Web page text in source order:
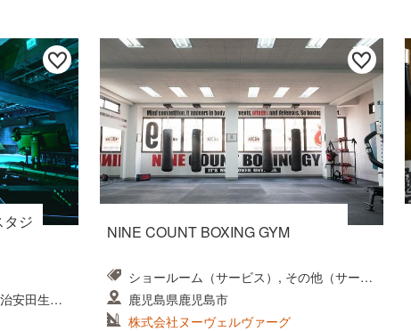
ジ
安田生命
NINE COUNT BOXING GYM
ショールーム（サービス）, その他（サービ
ス）
鹿児島県鹿児島市
株式会社ヌーヴェルヴァーグ